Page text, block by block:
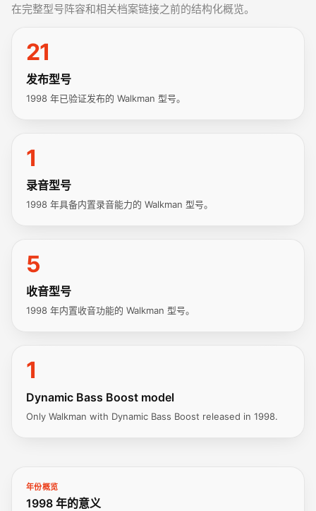
在完整型号阵容和相关档案链接之前的结构化概览。
21
发布型号
1998 年已验证发布的 Walkman 型号。
1
录音型号
1998 年具备内置录音能力的 Walkman 型号。
5
收音型号
1998 年内置收音功能的 Walkman 型号。
1
Dynamic Bass Boost model
Only Walkman with Dynamic Bass Boost released in 1998.
年份概览
1998 年的意义